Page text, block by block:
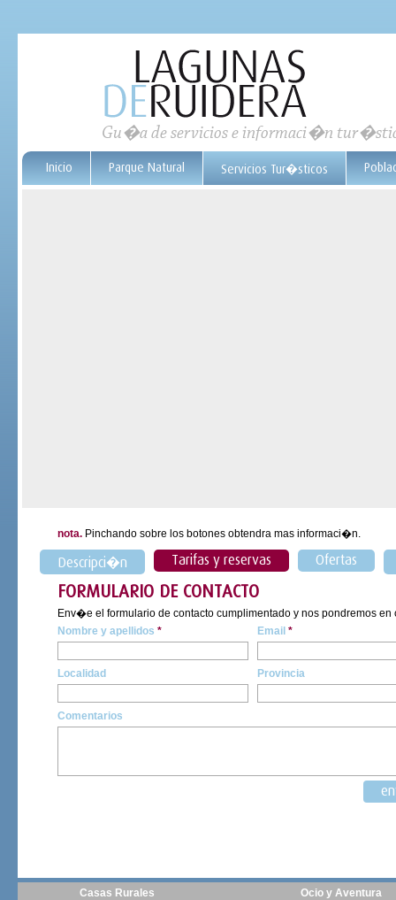
Gu�a de servicios e informaci�n
Inicio Parque Natural Servicios Tur�sticos
nota. Pinchando sobre los botones obtendra mas informaci�n.
Descripci�n Tarifas y reservas Ofertas
FORMULARIO DE CONTACTO
Env�e el formulario de contacto cumplimentado y nos pondremos
Nombre y apellidos * Email *
Localidad Provincia
Comentarios
Casas Rurales
Ocio y Aventura